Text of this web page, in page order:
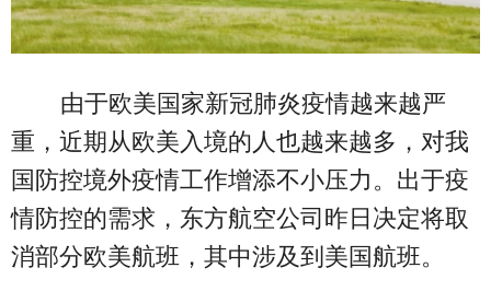
由于欧美国家新冠肺炎疫情越来越严
重，近期从欧美入境的人也越来越多，对我
国防控境外疫情工作增添不小压力。出于疫
情防控的需求，东方航空公司昨日决定将取
消部分欧美航班，其中涉及到美国航班。